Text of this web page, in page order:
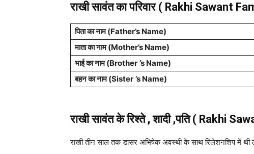
राखी सावंत का परिवार ( Rakhi Sawant
पिता का नाम(Father’s Name)
माता का नाम (Mother’s Name)
भाई का नाम (Brother ’s Name)
बहन का नाम (Sister ’s Name)
राखी सावंत के रिश्ते , शादी ,पति ( Rakhi
राखी तीन साल तक डांसर अभिषेक अवस्थी के साथ रिलेशनशिप में थी